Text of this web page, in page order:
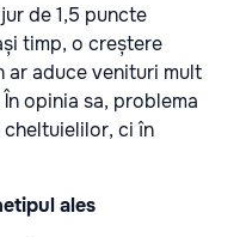
de 1,5 puncte
timp, o creștere
ar aduce venituri mult
opinia sa, problema
ci în
ales